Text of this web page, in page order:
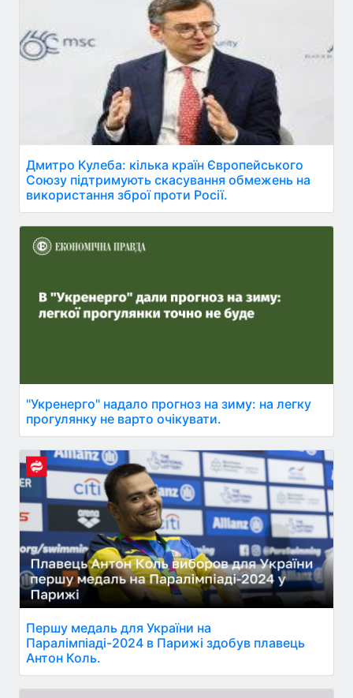
Дмитро Кулеба: кілька країн Європейського
Союзу підтримують скасування обмежень на
використання зброї проти Росії.
"Укренерго" надало прогноз на зиму: на легку
прогулянку не варто очікувати.
Першу медаль для України на
Паралімпіаді-2024 в Парижі здобув плавець
Антон Коль.